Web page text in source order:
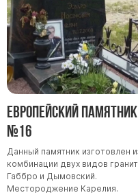
Европейский памятник
№16
Данный памятник изготовлен
комбинации двух видов
Габбро и Дымовский.
Местороджение Карелия.